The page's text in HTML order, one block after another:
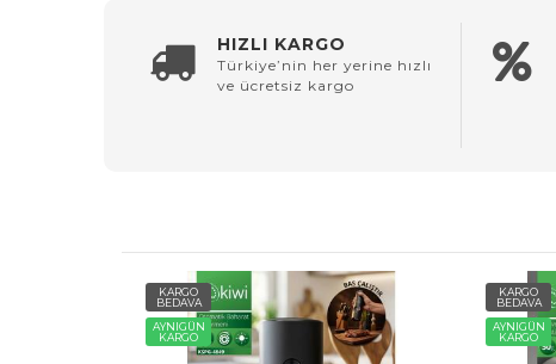
HIZLI KARGO
Türkiye’nin her yerine hızlı
ve ücretsiz kargo
KARGO
BEDAVA
AYNIGÜN
KARGO
KARGO
BEDAVA
AYNIGÜN
KARGO